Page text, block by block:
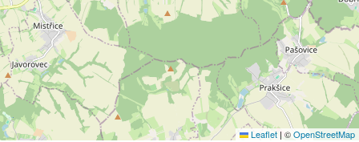
Leaflet | ©OpenStreetMap